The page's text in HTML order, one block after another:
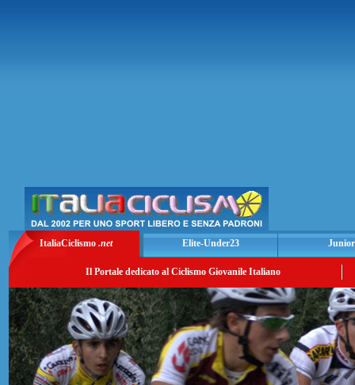
ItaliaCiclismo .net Elite-Under23
Il Portale dedicato al Ciclismo Giovanile Italiano